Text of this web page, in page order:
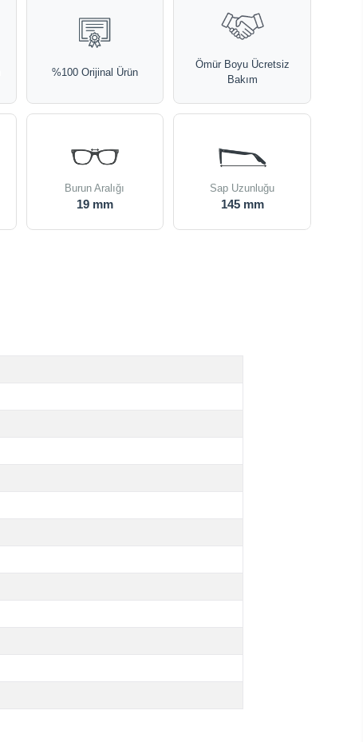
%100 Orijinal Ürün
Ömür Boyu Ücretsiz
Bakım
Burun Aralığı
19 mm
Sap Uzunluğu
145 mm